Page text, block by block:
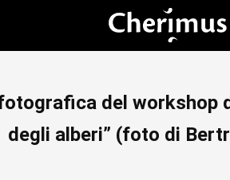
del workshop
degli alberi” (foto di